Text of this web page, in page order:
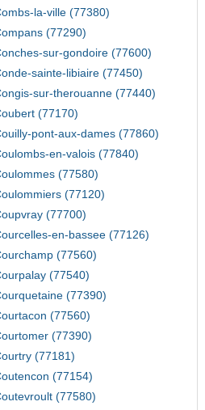
la-ville (77380)
(77290)
sur-gondoire (77600)
sainte-libiaire (77450)
sur-therouanne (77440)
(77170)
pont-aux-dames (77860)
en-valois (77840)
(77580)
(77120)
(77700)
en-bassee (77126)
(77560)
(77540)
(77390)
(77560)
(77390)
(77181)
(77154)
(77580)